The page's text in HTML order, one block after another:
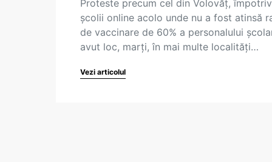
Proteste precum cel din Volovăț,
școlii online acolo unde nu a fost atinsă
de vaccinare de 60% a personalului
avut loc, marți, în mai multe localități…
Vezi articolul